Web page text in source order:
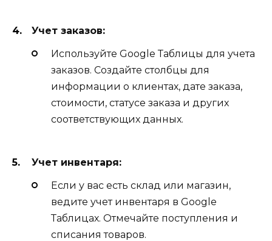
Учет заказов:
Используйте Google Таблицы для учета
заказов. Создайте столбцы для
информации о клиентах, дате заказа,
стоимости, статусе заказа и других
соответствующих данных.
Учет инвентаря:
Если у вас есть склад или магазин,
ведите учет инвентаря в Google
Таблицах. Отмечайте поступления и
списания товаров.